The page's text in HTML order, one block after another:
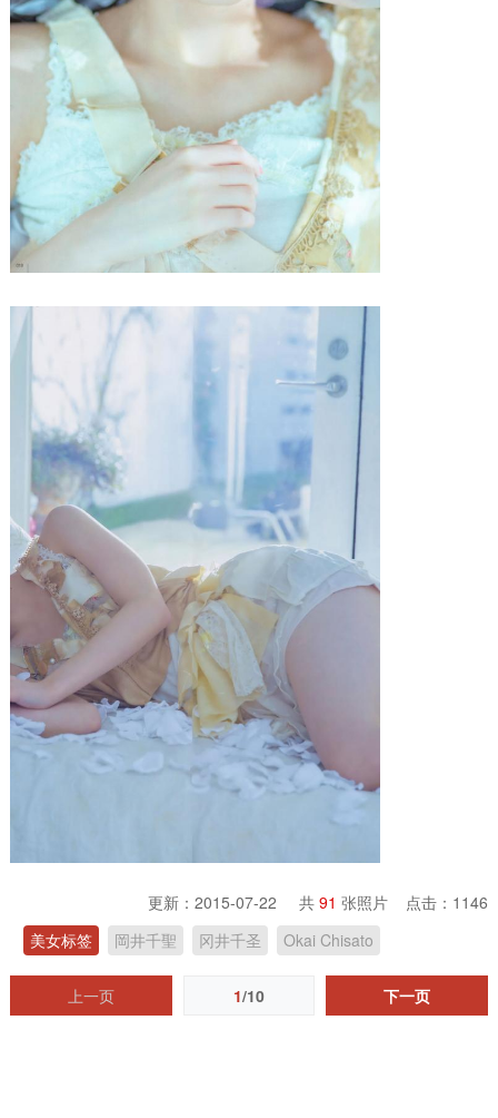
更新：2015-07-22 共91 张照片 点击： 1146
美女标签
岡井千聖 冈井千圣 Okai Chisato
上一页 1/10 下一页